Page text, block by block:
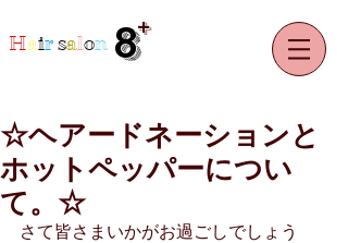
8
Hairsalon +
☆ヘアードネーションと
ホットペッパーについ
て。☆
さて皆さまいかがお過ごしでしょう